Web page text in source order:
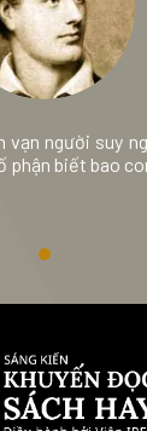
người suy
phận biết bao